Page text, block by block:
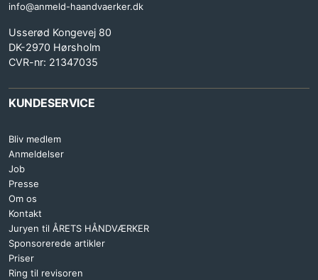
info@anmeld-haandvaerker.dk
Usserød Kongevej 80
DK-2970 Hørsholm
CVR-nr: 21347035
KUNDESERVICE
Bliv medlem
Anmeldelser
Job
Presse
Om os
Kontakt
Juryen til ÅRETS HÅNDVÆRKER
Sponsorerede artikler
Priser
Ring til revisoren